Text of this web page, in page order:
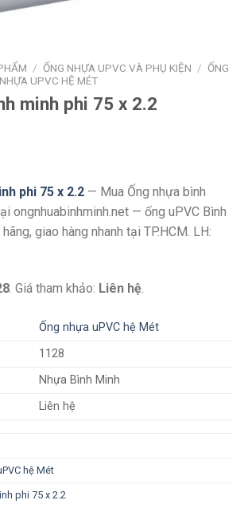
/ ỐNG NHỰA UPVC VÀ PHỤ KIỆN / ỐNG
UPVC HỆ MÉT
minh phi 75 x 2.2
phi 75 x 2.2 — Mua Ống nhựa bình
ongnhuabinhminh.net — ống uPVC Bình
giao hàng nhanh tại TP.HCM. LH:
. Giá tham khảo: Liên hệ
Ống nhựa uPVC hệ Mét
1128
Nhựa Bình Minh
Liên hệ
hệ Mét
phi 75 x 2.2